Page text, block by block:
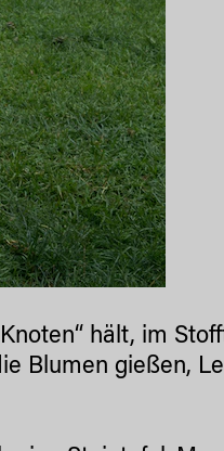
hält, im
Blumen gießen,